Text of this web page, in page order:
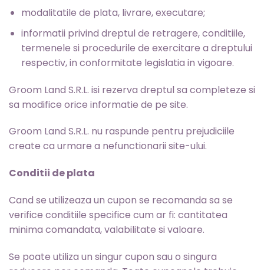
modalitatile de plata, livrare, executare;
informatii privind dreptul de retragere, conditiile,
termenele si procedurile de exercitare a dreptului
respectiv, in conformitate legislatia in vigoare.
Groom Land S.R.L. isi rezerva dreptul sa completeze si
sa modifice orice informatie de pe site.
Groom Land S.R.L. nu raspunde pentru prejudiciile
create ca urmare a nefunctionarii site-ului.
Conditii de plata
Cand se utilizeaza un cupon se recomanda sa se
verifice conditiile specifice cum ar fi: cantitatea
minima comandata, valabilitate si valoare.
Se poate utiliza un singur cupon sau o singura